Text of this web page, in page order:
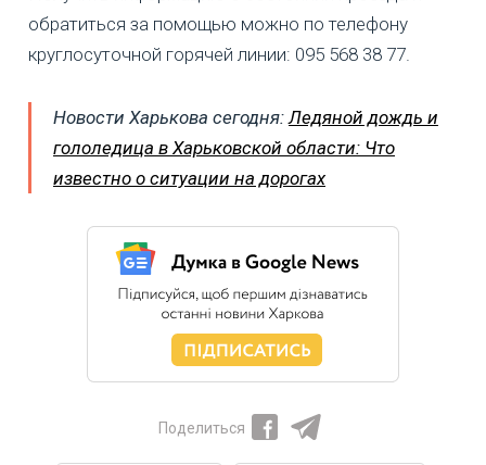
обратиться за помощью можно по телефону
круглосуточной горячей линии: 095 568 38 77.
Новости Харькова сегодня:Ледяной дождь и
гололедица в Харьковской области: Что
известно о ситуации на дорогах
Поделиться